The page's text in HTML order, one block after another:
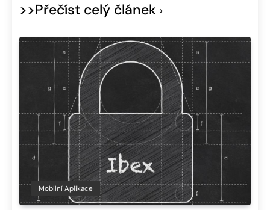
>>Přečíst celý článek
Mobilní Aplikace